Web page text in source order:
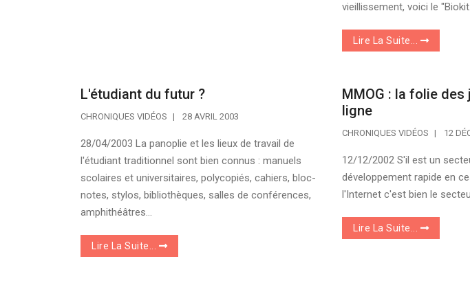
vieillissement, voici le
Lire La Suite...
L'étudiant du futur ?
CHRONIQUES VIDÉOS 28 AVRIL 2003
28/04/2003 La panoplie et les lieux de travail de
l'étudiant traditionnel sont bien connus : manuels
scolaires et universitaires, polycopiés, cahiers, bloc-
notes, stylos, bibliothèques, salles de conférences,
amphithéâtres...
Lire La Suite...
MMOG : la folie des
ligne
CHRONIQUES VIDÉOS 12
12/12/2002 S'il est un
développement rapide en
l'Internet c'est bien le
Lire La Suite...